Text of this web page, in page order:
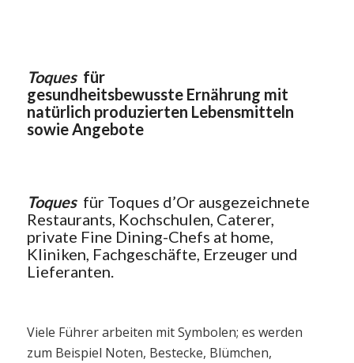
Toques für
gesundheitsbewusste Ernährung mit
natürlich produzierten Lebensmitteln
sowie Angebote
Toques für Toques d’Or ausgezeichnete
Restaurants, Kochschulen, Caterer,
private Fine Dining-Chefs at home,
Kliniken, Fachgeschäfte, Erzeuger und
Lieferanten.
Viele Führer arbeiten mit Symbolen; es werden
zum Beispiel Noten, Bestecke, Blümchen,